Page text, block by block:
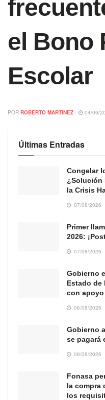
el Bono
Escolar
POR ROBERTO MARTINEZ 04/09/
Últimas Entradas
Congelar
¿Solución
la Crisis
07/08/2026
Primer
2026:
07/08/2026
Gobierno
Estado de
con apoyo
06/08/2026
Gobierno
se pagará
06/08/2026
Fonasa
la compra
los